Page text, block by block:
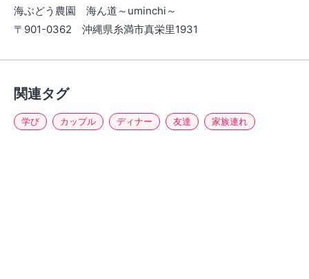
海ぶどう農園 海ん道～uminchi～
〒901-0362 沖縄県糸満市真栄里1931
関連タグ
学び カップル ディナー 友達 家族連れ